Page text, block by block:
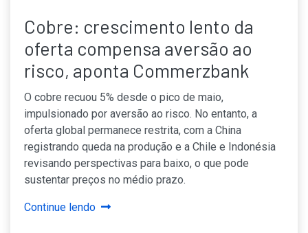
Cobre: crescimento lento da
oferta compensa aversão ao
risco, aponta Commerzbank
O cobre recuou 5% desde o pico de maio,
impulsionado por aversão ao risco. No entanto, a
oferta global permanece restrita, com a China
registrando queda na produção e a Chile e Indonésia
revisando perspectivas para baixo, o que pode
sustentar preços no médio prazo.
Continue lendo